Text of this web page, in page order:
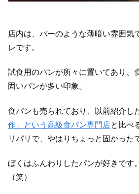
店内は、バーのような薄暗い雰囲気
レです。
試食用のパンが所々に置いてあり、
固いパンが多い印象。
食パンも売られており、以前紹介し
作」という高級食パン専門店と比べ
リパリで、やはりちょっと固かった
ぼくはふんわりしたパンが好きです
（笑）